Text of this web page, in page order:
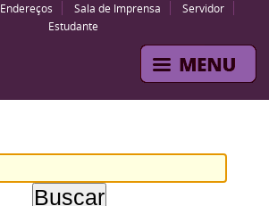
Endereços Sala de Imprensa
Servidor
Estudante